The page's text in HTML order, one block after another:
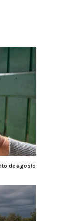
de Turno en
de agosto